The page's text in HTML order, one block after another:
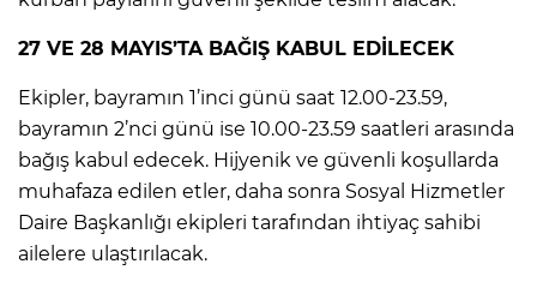
27 VE 28 MAYIS’TA BAĞIŞ KABUL EDİLECEK
Ekipler, bayramın 1’inci günü saat 12.00-23.59,
bayramın 2’nci günü ise 10.00-23.59 saatleri arasında
bağış kabul edecek. Hijyenik ve güvenli koşullarda
muhafaza edilen etler, daha sonra Sosyal Hizmetler
Daire Başkanlığı ekipleri tarafından ihtiyaç sahibi
ailelere ulaştırılacak.